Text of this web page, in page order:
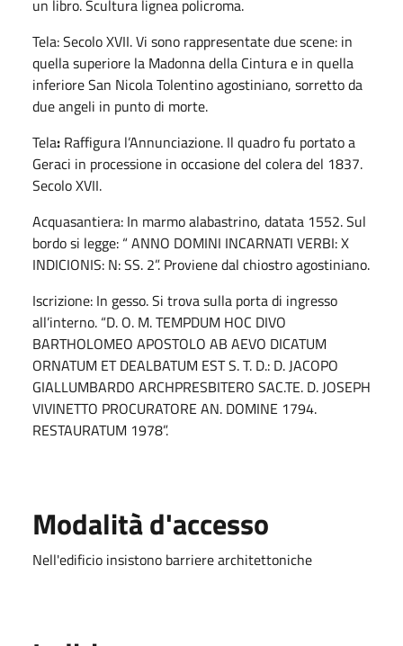
un libro. Scultura lignea policroma.
Tela: Secolo XVII. Vi sono rappresentate due scene: in
quella superiore la Madonna della Cintura e in quella
inferiore San Nicola Tolentino agostiniano, sorretto da
due angeli in punto di morte.
Tela: Raffigura l’Annunciazione. Il quadro fu portato a
Geraci in processione in occasione del colera del 1837.
Secolo XVII.
Acquasantiera: In marmo alabastrino, datata 1552. Sul
bordo si legge: “ ANNO DOMINI INCARNATI VERBI: X
INDICIONIS: N: SS. 2”. Proviene dal chiostro agostiniano.
Iscrizione: In gesso. Si trova sulla porta di ingresso
all’interno. “D. O. M. TEMPDUM HOC DIVO
BARTHOLOMEO APOSTOLO AB AEVO DICATUM
ORNATUM ET DEALBATUM EST S. T. D.: D. JACOPO
GIALLUMBARDO ARCHPRESBITERO SAC.TE. D. JOSEPH
VIVINETTO PROCURATORE AN. DOMINE 1794.
RESTAURATUM 1978”.
Modalità d'accesso
Nell'edificio insistono barriere architettoniche